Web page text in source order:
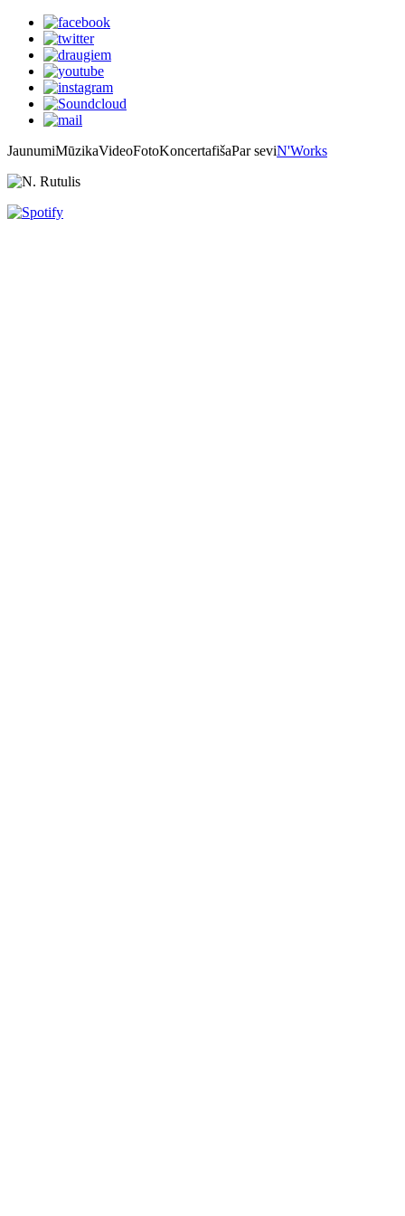
JaunumiMūzikaVideoFotoKoncertafišaPar seviN'Works